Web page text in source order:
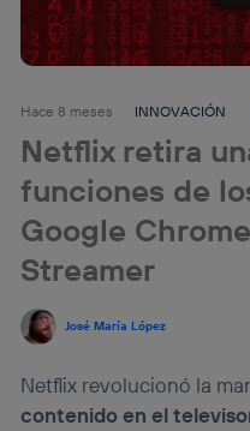
Hace 8 meses INNOVACIÓN
Netflix retira
funciones de
Google
Streamer
José María López
Netflix revolucionó la
contenido en el